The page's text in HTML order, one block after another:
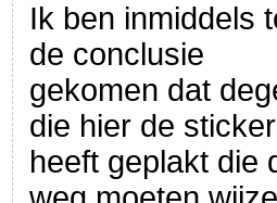
Ik ben inmiddels
de conclusie
gekomen dat
die hier de
heeft geplakt die